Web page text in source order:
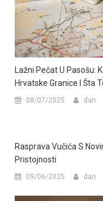
Lažni Pečat U Pasošu:
Hrvatske Granice I Šta
08/07/2025 dan
Rasprava Vučića S
Pristojnosti
09/06/2025 dan